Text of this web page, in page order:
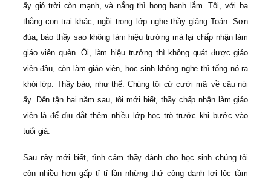
ấy gió trời còn mạnh, và nắng thì hong hanh lắm. Tôi, với ba
thằng con trai khác, ngồi trong lớp nghe thầy giảng Toán. Sơn
đùa, bảo thầy sao không làm hiệu trưởng mà lại chấp nhận làm
giáo viên quèn. Ôi, làm hiệu trưởng thì không quát được giáo
viên đâu, còn làm giáo viên, học sinh không nghe thì tống nó ra
khỏi lớp. Thầy bảo, như thế. Chúng tôi cứ cười mãi về câu nói
ấy. Đến tận hai năm sau, tôi mới biết, thầy chấp nhận làm giáo
viên là để dìu dắt thêm nhiều lớp học trò trước khi bước vào
tuổi già.
Sau này mới biết, tình cảm thầy dành cho học sinh chúng tôi
còn nhiều hơn gấp tỉ tỉ lần những thứ công danh lợi lộc tầm